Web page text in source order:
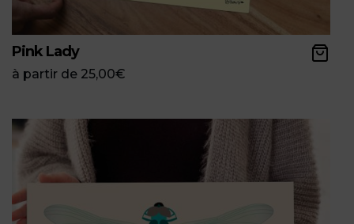
Pink Lady
à partir de 25,00€